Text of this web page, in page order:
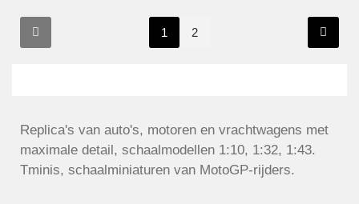
1 2
Replica's van auto's, motoren en vrachtwagens met
maximale detail, schaalmodellen 1:10, 1:32, 1:43.
Tminis, schaalminiaturen van MotoGP-rijders.